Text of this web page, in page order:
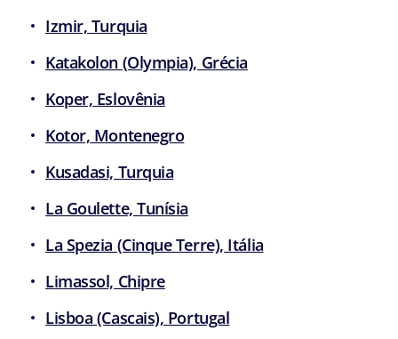
Izmir, Turquia
Katakolon (Olympia), Grécia
Koper, Eslovênia
Kotor, Montenegro
Kusadasi, Turquia
La Goulette, Tunísia
La Spezia (Cinque Terre), Itália
Limassol, Chipre
Lisboa (Cascais), Portugal